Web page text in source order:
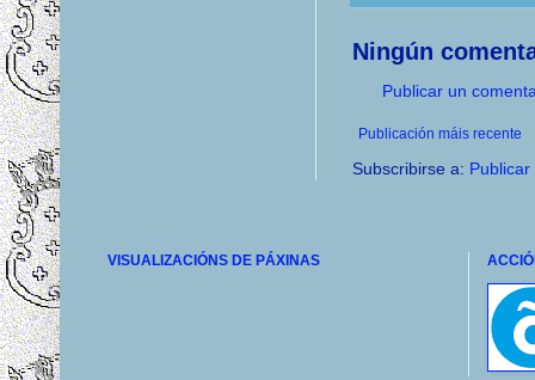
Ningún
Publicar un
Publicación máis recente
Subscribirse a:
VISUALIZACIÓNS DE PÁXINAS